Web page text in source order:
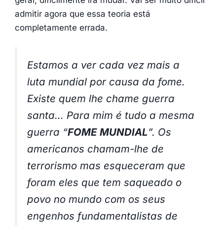
admitir agora que essa teoria está
completamente errada.
Estamos a ver cada vez mais a
luta mundial por causa da fome.
Existe quem lhe chame guerra
santa… Para mim é tudo a mesma
guerra “FOME MUNDIAL”. Os
americanos chamam-lhe de
terrorismo mas esqueceram que
foram eles que tem saqueado o
povo no mundo com os seus
engenhos fundamentalistas de